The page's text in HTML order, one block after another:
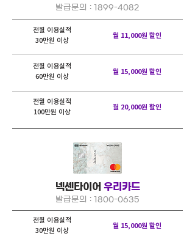
발급문의 : 1899-4082
전월 이용실적
30만원 이상
월 11,000원 할인
전월 이용실적
60만원 이상
월 15,000원 할인
전월 이용실적
100만원 이상
월 20,000원 할인
넥센타이어 우리카드
발급문의 : 1800-0635
전월 이용실적
30만원 이상
월 15,000원 할인